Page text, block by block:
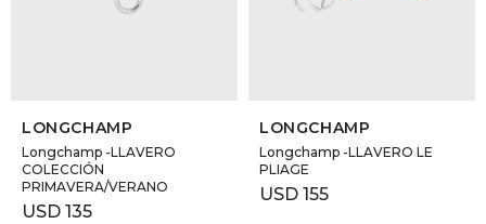
LONGCHAMP
Longchamp -LLAVERO
COLECCIÓN
PRIMAVERA/VERANO
USD 135
LONGCHAMP
Longchamp -LLAVERO LE
PLIAGE
USD 155